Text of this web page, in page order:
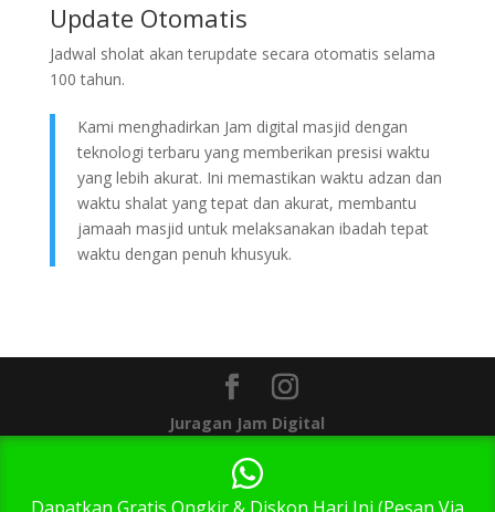
Update Otomatis
Jadwal sholat akan terupdate secara otomatis selama
100 tahun.
Kami menghadirkan Jam digital masjid dengan
teknologi terbaru yang memberikan presisi waktu
yang lebih akurat. Ini memastikan waktu adzan dan
waktu shalat yang tepat dan akurat, membantu
jamaah masjid untuk melaksanakan ibadah tepat
waktu dengan penuh khusyuk.
Juragan Jam Digital